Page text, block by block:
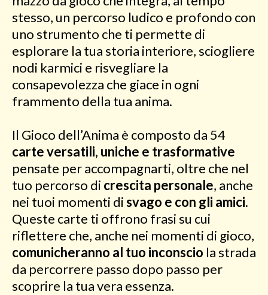
stesso, un percorso ludico e profondo con
uno strumento che ti permette di
esplorare la tua storia interiore, sciogliere
nodi karmici e risvegliare la
consapevolezza che giace in ogni
frammento della tua anima.
Il Gioco dell’Anima è composto da 54
carte versatili, uniche e trasformative
pensate per accompagnarti, oltre che nel
tuo percorso di crescita personale, anche
nei tuoi momenti disvago e con gli amici.
Queste carte ti offrono frasi su cui
riflettere che, anche nei momenti di gioco,
comunicheranno al tuo inconscio la strada
da percorrere passo dopo passo per
scoprire la tua vera essenza.